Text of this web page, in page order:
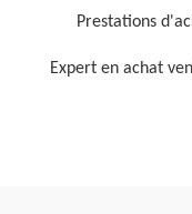
Prestations
Expert en achat